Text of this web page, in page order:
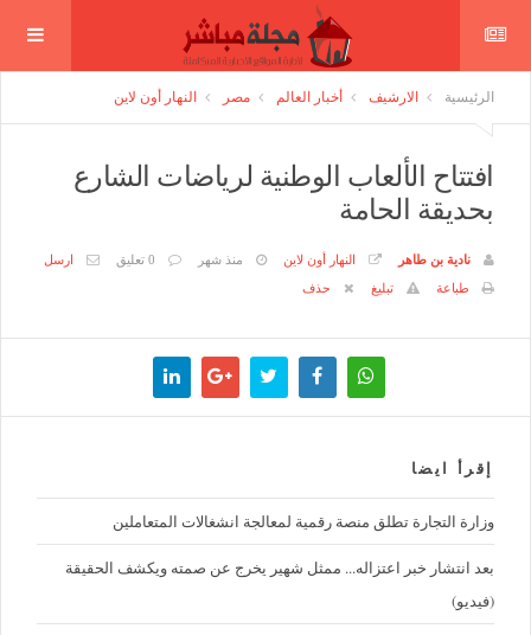
الرئيسية الارشيف أخبار العالم مصر النهار أون لاين
افتتاح الألعاب الوطنية لرياضات الشارع
بحديقة الحامة
نادية بن طاهر النهار أون لاين منذ شهر 0 تعليق
ارسل
طباعة
تبليغ حذف
إقرأ ايضا
وزارة التجارة تطلق منصة رقمية لمعالجة انشغالات المتعاملين
بعد انتشار خبر اعتزاله... ممثل شهير يخرج عن صمته ويكشف الحقيقة
(فيديو)